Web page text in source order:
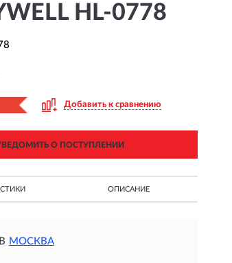
HL-0778
Добавить к сравнению
О ПОСТУПЛЕНИИ
ОПИСАНИЕ
МОСКВА